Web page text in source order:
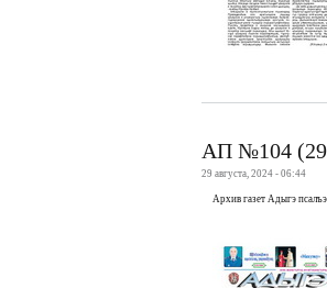
АП №104
29 августа, 2024 - 06:44
Архив газет Адыгэ псалъэ